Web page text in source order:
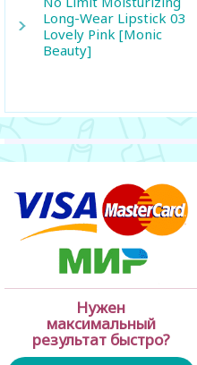
Long-Wear Lipstick 03
Lovely Pink [Monic
Beauty]
Нужен
максимальный
результат быстро?